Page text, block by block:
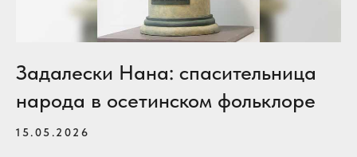
Задалески Нана: спасительница
народа в осетинском фольклоре
15.05.2026